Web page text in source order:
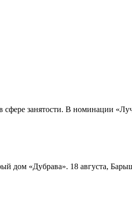
занятости. В номинации
дом «Дубрава». 18 августа,